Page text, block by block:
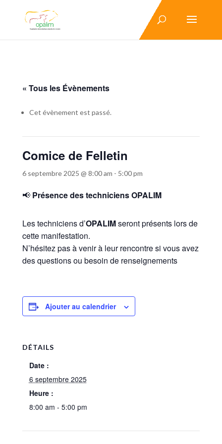
« Tous les Évènements
Cet évènement est passé.
Comice de Felletin
6 septembre 2025 @ 8:00 am - 5:00 pm
📢 Présence des techniciens OPALIM
Les techniciens d’OPALIMseront présents lors de
cette manifestation.
N’hésitez pas à venir à leur rencontre si vous avez
des questions ou besoin de renseignements
Ajouter au calendrier
DÉTAILS
Date :
6 septembre 2025
Heure :
8:00 am - 5:00 pm